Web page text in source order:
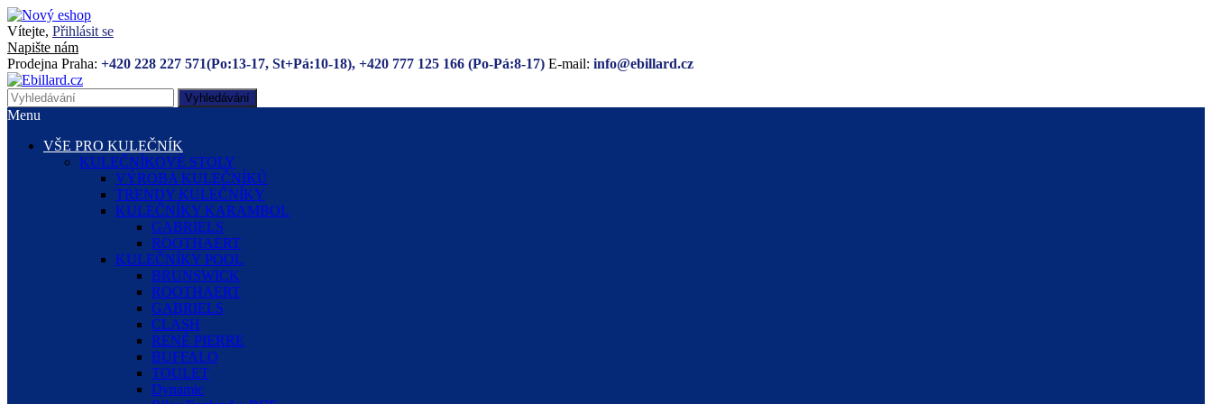
Vítejte, Přihlásit se
Napište nám
Prodejna Praha: +420 228 227 571(Po:13-17, St+Pá:10-18), +420 777 125 166 (Po-Pá:8-17) E-mail: info@ebillard.cz
Vyhledávání
Menu
VŠE PRO KULEČNÍK
KULEČNÍKOVÉ STOLY
VÝROBA KULEČNÍKŮ
TRENDY KULEČNÍKY
KULEČNÍKY KARAMBOL
GABRIELS
ROOTHAERT
KULEČNÍKY POOL
BRUNSWICK
ROOTHAERT
GABRIELS
CLASH
RENÉ PIERRE
BUFFALO
TOULET
Dynamic